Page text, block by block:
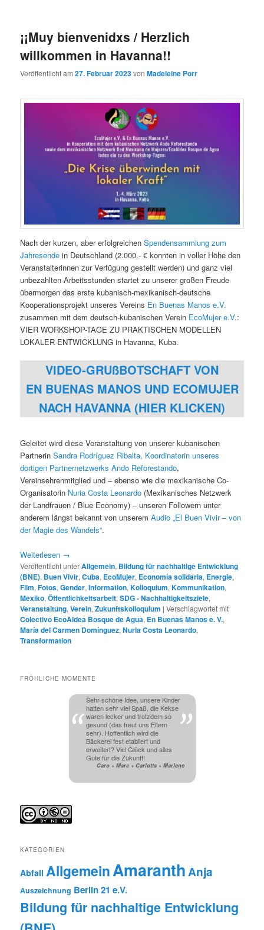
¡¡Muy bienvenidxs / Herzlich
willkommen in Havanna!!
Veröffentlicht am27. Februar 2023vonMadeleine Porr
Nach der kurzen, aber erfolgreichenSpendensammlung zum
Jahresende in Deutschland (2.000,- € konnten in voller Höhe den
Veranstalterinnen zur Verfügung gestellt werden) und ganz viel
unbezahlten Arbeitsstunden startet zu unserer großen Freude
übermorgen das erste kubanisch-mexikanisch-deutsche
Kooperationsprojekt unseres Vereins En Buenas Manos e.V.
zusammen mit dem deutsch-kubanischen Verein EcoMujer e.V.:
VIER WORKSHOP-TAGE ZU PRAKTISCHEN MODELLEN
LOKALER ENTWICKLUNG in Havanna, Kuba.
VIDEO-GRUßBOTSCHAFT VON
EN BUENAS MANOS UND ECOMUJER
NACH HAVANNA (HIER KLICKEN)
Geleitet wird diese Veranstaltung von unserer kubanischen
PartnerinSandra Rodríguez Ribalta, Koordinatorin unseres
dortigen Partnernetzwerks Ando Reforestando,
Vereinsehrenmitglied und – ebenso wie die mexikanische Co-
Organisatorin Nuria Costa Leonardo (Mexikanisches Netzwerk
der Landfrauen / Blue Economy) – unseren Followern unter
anderem längst bekannt von unseremAudio „El Buen Vivir – von
der Magie des Wandels“.
Weiterlesen →
Veröffentlicht unterAllgemein, Bildung für nachhaltige Entwicklung
(BNE), Buen Vivir,Cuba, EcoMujer, Economía solidaria, Energie,
Film,Fotos,Gender,Information,Kolloquium,Kommunikation,
Mexiko,Öffentlichkeitsarbeit,SDG - Nachhaltigkeitsziele,
Veranstaltung,Verein,Zukunftskolloquium |Verschlagwortet mit
Colectivo EcoAldea Bosque de Agua, En Buenas Manos e. V.,
María del Carmen Domínguez,Nuria Costa Leonardo,
Transformation
FRÖHLICHE MOMENTE
Sehr schöne Idee, unsere Kinder
hatten sehr viel Spaß, die Kekse
waren lecker und trotzdem so
gesund (das freut uns Eltern
sehr). Hoffentlich wird die
Bäckerei fest etabliert und
erweitert? Viel Glück und alles
Gute für die Zukunft!
Caro + Marc + Carlotta + Marlene
KATEGORIEN
Abfall AllgemeinAmaranthAnja
Auszeichnung Berlin 21 e.V.
Bildung für nachhaltige Entwicklung